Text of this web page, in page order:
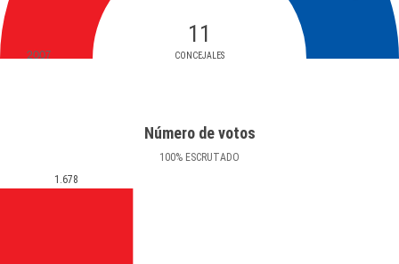
11
CONCEJALES
2007
Número de votos
100% ESCRUTADO
1.678